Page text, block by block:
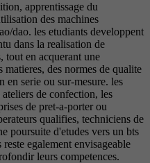
apprentissage du
des machines
dao. les etudiants developpent
dans la realisation de
tout en acquerant une
matieres, des normes de qualite
en serie ou sur-mesure. les
de confection, les
de pret-a-porter ou
qualifies, techniciens de
poursuite d'etudes vers un bts
egalement envisageable
leurs competences.